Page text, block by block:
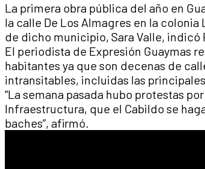
La primera obra pública del año en
la calle De Los Almagres en la
de dicho municipio, Sara Valle, indicó
El periodista de Expresión Guaymas
habitantes ya que son decenas de
intransitables, incluidas las
“La semana pasada hubo protestas
Infraestructura, que el Cabildo se
baches”, afirmó.